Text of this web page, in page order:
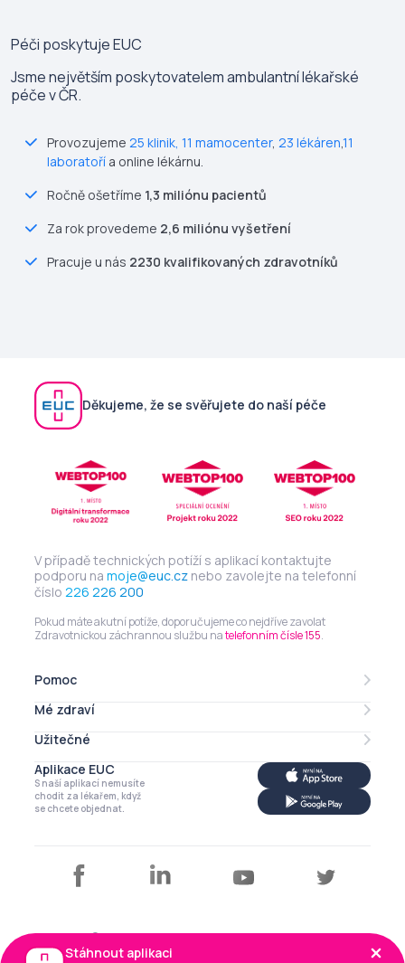
Péči poskytujeEUC
Jsme největším poskytovatelem ambulantní lékařské
péče v ČR.
Provozujeme 25 klinik 11 mamocenter, 23 lékáren11
laboratoří a online lékárnu.
Ročně ošetříme 1,3 miliónu pacientů
Za rok provedeme 2,6 miliónu vyšetření
Pracuje u nás 2230 kvalifikovaných zdravotníků
Děkujeme, že se svěřujete do naší péče
V případě technických potíží s aplikací kontaktujte
podporu na moje@euc.cz nebo zavolejte na telefonní
číslo 226 226 200
Pokud máte akutní potíže, doporučujeme co nejdříve zavolat
Zdravotnickou záchrannou službu natelefonním čísle 155.
Pomoc
Lékarna online
eRecept
Mé zdraví
Mé léky
Zdravotní profil
Má imunita
Užitečné
Můj profil
Kalendář
Články a tipy
Aplikace EUC
S naší aplikací nemusíte
chodit za lékařem, když
se chcete objednat.
Copyright © EUC a.s. 2026
Stáhnout aplikaci